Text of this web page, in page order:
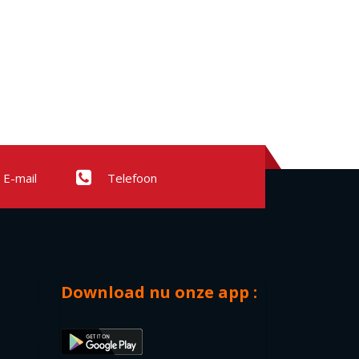
E-mail Telefoon
Download nu onze app :